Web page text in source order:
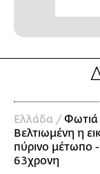
Ελλάδα /Φωτιά
Βελτιωμένη η
πύρινο μέτωπο
63χρονη